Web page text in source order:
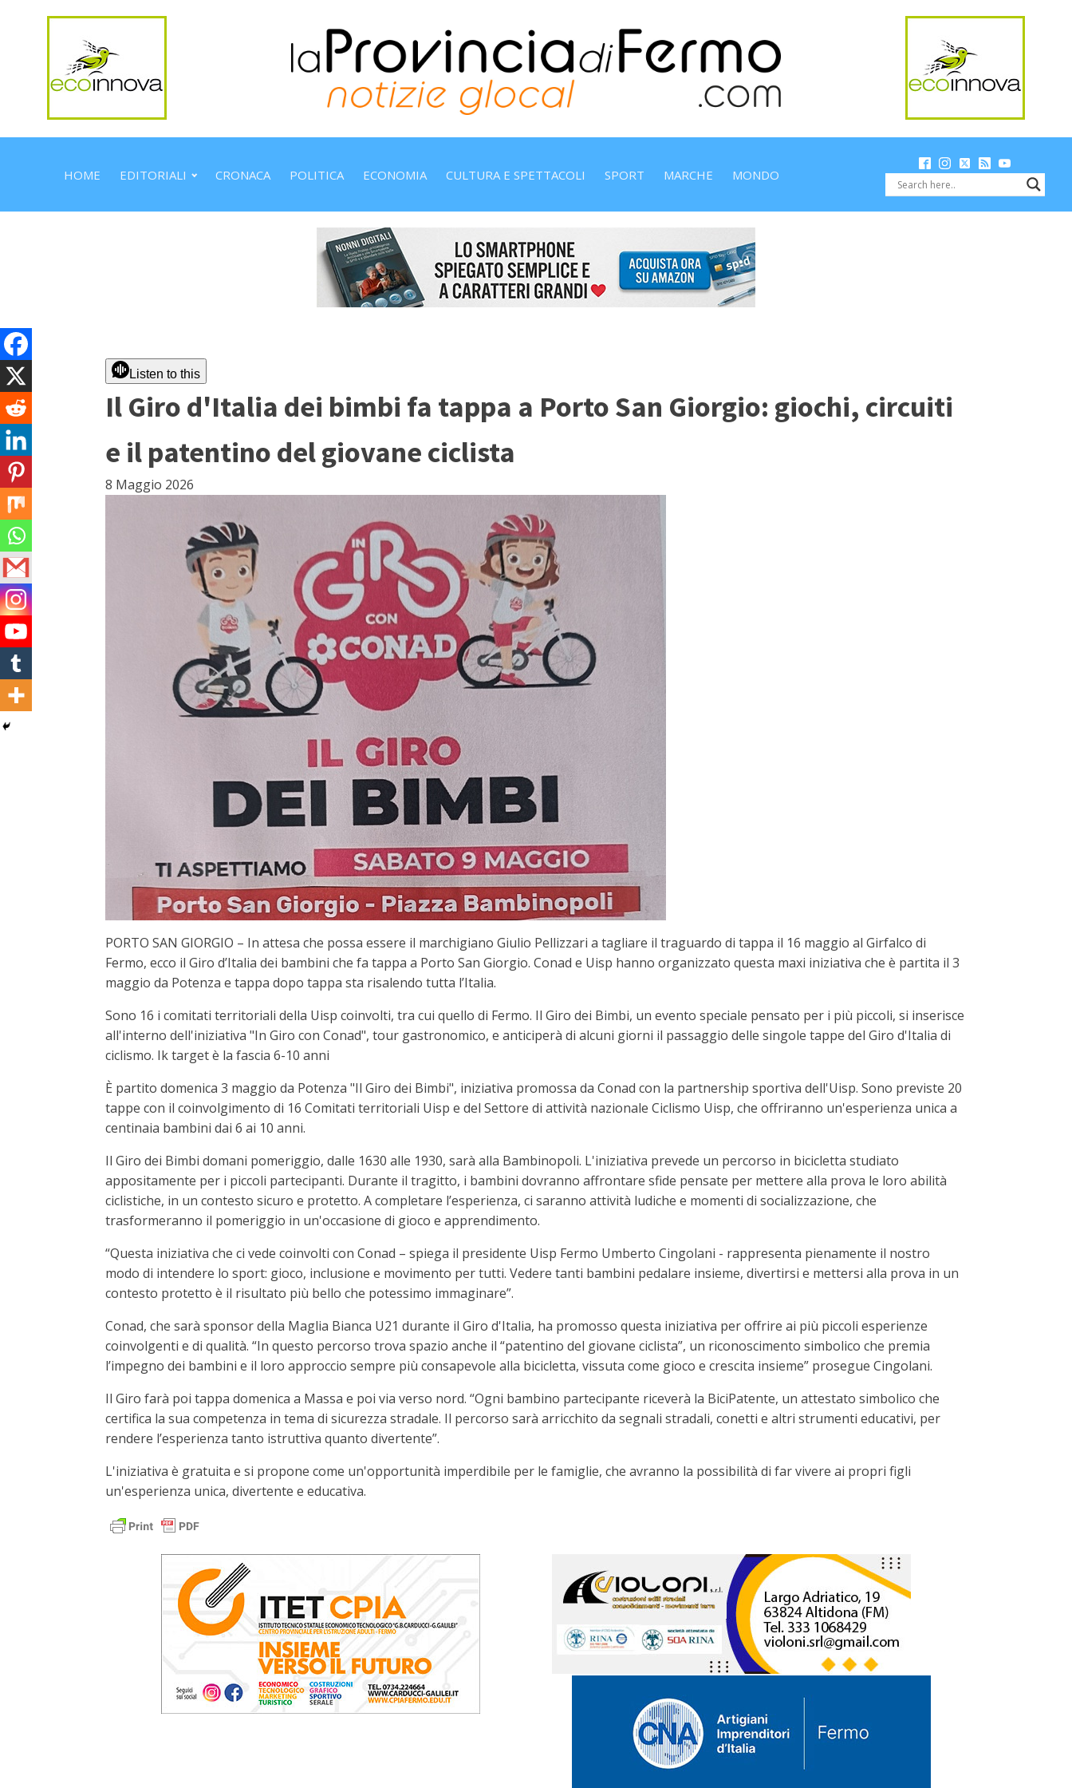
HOME EDITORIALI CRONACA POLITICA ECONOMIA CULTURA E SPETTACOLI SPORT MARCHE MONDO
Listen to this
Il Giro d'Italia dei bimbi fa tappa a Porto San Giorgio: giochi, circuiti
e il patentino del giovane ciclista
8 Maggio 2026
PORTO SAN GIORGIO – In attesa che possa essere il marchigiano Giulio Pellizzari a tagliare il traguardo di tappa il 16 maggio al Girfalco di
Fermo, ecco il Giro d’Italia dei bambini che fa tappa a Porto San Giorgio. Conad e Uisp hanno organizzato questa maxi iniziativa che è partita il 3
maggio da Potenza e tappa dopo tappa sta risalendo tutta l’Italia.
Sono 16 i comitati territoriali della Uisp coinvolti, tra cui quello di Fermo. Il Giro dei Bimbi, un evento speciale pensato per i più piccoli, si inserisce
all'interno dell'iniziativa "In Giro con Conad", tour gastronomico, e anticiperà di alcuni giorni il passaggio delle singole tappe del Giro d'Italia di
ciclismo. Ik target è la fascia 6-10 anni
È partito domenica 3 maggio da Potenza "Il Giro dei Bimbi", iniziativa promossa da Conad con la partnership sportiva dell'Uisp. Sono previste 20
tappe con il coinvolgimento di 16 Comitati territoriali Uisp e del Settore di attività nazionale Ciclismo Uisp, che offriranno un'esperienza unica a
centinaia bambini dai 6 ai 10 anni.
Il Giro dei Bimbi domani pomeriggio, dalle 1630 alle 1930, sarà alla Bambinopoli. L'iniziativa prevede un percorso in bicicletta studiato
appositamente per i piccoli partecipanti. Durante il tragitto, i bambini dovranno affrontare sfide pensate per mettere alla prova le loro abilità
ciclistiche, in un contesto sicuro e protetto. A completare l’esperienza, ci saranno attività ludiche e momenti di socializzazione, che
trasformeranno il pomeriggio in un'occasione di gioco e apprendimento.
“Questa iniziativa che ci vede coinvolti con Conad – spiega il presidente Uisp Fermo Umberto Cingolani - rappresenta pienamente il nostro
modo di intendere lo sport: gioco, inclusione e movimento per tutti. Vedere tanti bambini pedalare insieme, divertirsi e mettersi alla prova in un
contesto protetto è il risultato più bello che potessimo immaginare”.
Conad, che sarà sponsor della Maglia Bianca U21 durante il Giro d'Italia, ha promosso questa iniziativa per offrire ai più piccoli esperienze
coinvolgenti e di qualità. “In questo percorso trova spazio anche il “patentino del giovane ciclista”, un riconoscimento simbolico che premia
l’impegno dei bambini e il loro approccio sempre più consapevole alla bicicletta, vissuta come gioco e crescita insieme” prosegue Cingolani.
Il Giro farà poi tappa domenica a Massa e poi via verso nord. “Ogni bambino partecipante riceverà la BiciPatente, un attestato simbolico che
certifica la sua competenza in tema di sicurezza stradale. Il percorso sarà arricchito da segnali stradali, conetti e altri strumenti educativi, per
rendere l’esperienza tanto istruttiva quanto divertente”.
L'iniziativa è gratuita e si propone come un'opportunità imperdibile per le famiglie, che avranno la possibilità di far vivere ai propri figli
un'esperienza unica, divertente e educativa.